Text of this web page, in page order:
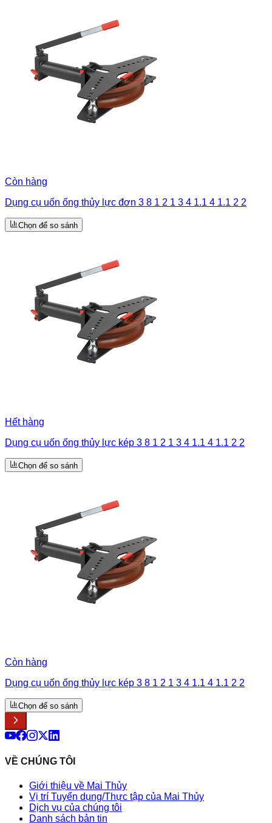
Còn hàng
Dụng cụ uốn ống thủy lực đơn 3 8 1 2 1 3 4 1.1 4 1.1 2 2
Chọn để so sánh
Hết hàng
Dụng cụ uốn ống thủy lực kép 3 8 1 2 1 3 4 1.1 4 1.1 2 2
Chọn để so sánh
Còn hàng
Dụng cụ uốn ống thủy lực kép 3 8 1 2 1 3 4 1.1 4 1.1 2 2
Chọn để so sánh
VỀ CHÚNG TÔI
Giới thiệu về Mai Thủy
Vị trí Tuyển dụng/Thực tập của Mai Thủy
Dịch vụ của chúng tôi
Danh sách bản tin